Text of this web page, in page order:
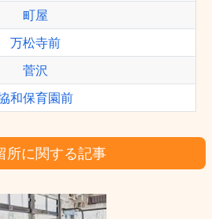
町屋
万松寺前
菅沢
和保育園前
所に関する記事